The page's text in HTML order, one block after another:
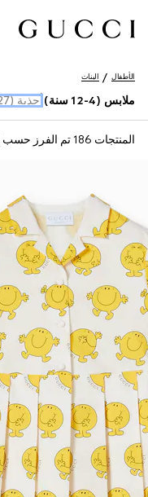
الأطفال البنات
ملابس (4-12 سنة) أحذية (27-33)
المنتجات 186 تم الفرز حسب